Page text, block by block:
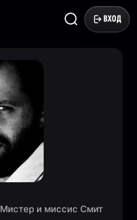
ВХОД
Мистер и миссис Смит